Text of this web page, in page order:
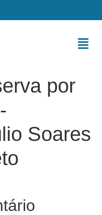
por
Soares